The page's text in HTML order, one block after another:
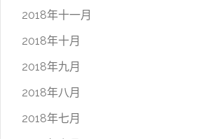
2018年十一月
2018年十月
2018年九月
2018年八月
2018年七月